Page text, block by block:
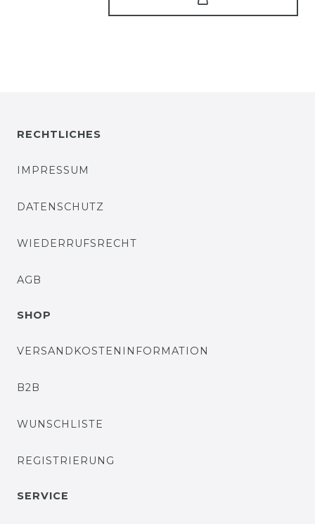
RECHTLICHES
IMPRESSUM
DATENSCHUTZ
WIEDERRUFSRECHT
AGB
SHOP
VERSANDKOSTENINFORMATION
B2B
WUNSCHLISTE
REGISTRIERUNG
SERVICE